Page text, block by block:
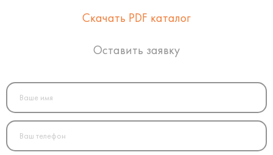
Скачать PDF каталог
Оставить заявку